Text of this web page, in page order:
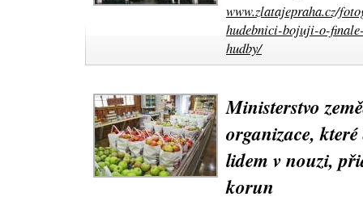
www.zlatajepraha.cz/
hudebnici-bojuji-o-
hudby/
Ministerstvo
organizace,
lidem v nouzi,
korun